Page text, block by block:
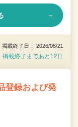
載終了日： 2026/08/21
掲載終了まであと12日
登録および発